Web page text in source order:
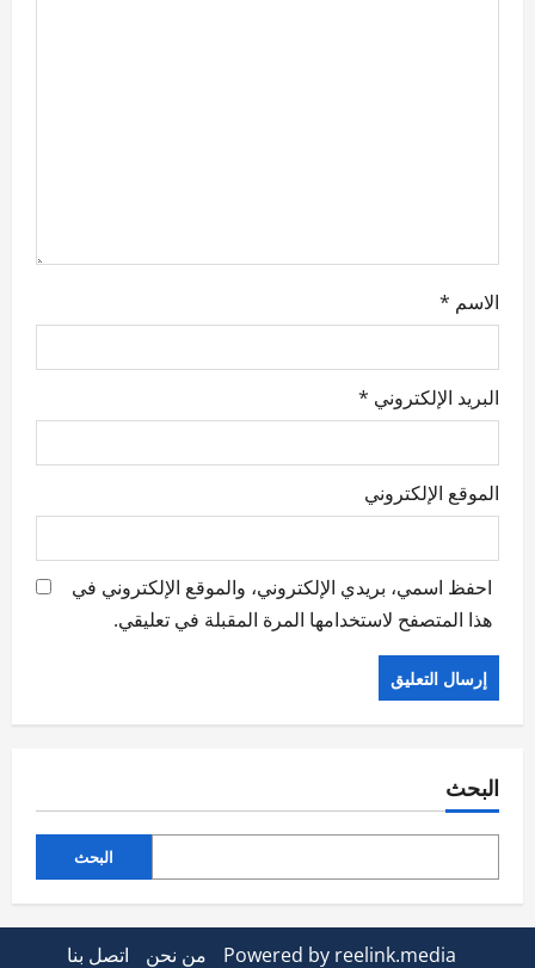
الاسم *
البريد الإلكتروني *
الموقع الإلكتروني
احفظ اسمي، بريدي الإلكتروني، والموقع الإلكتروني في
هذا المتصفح لاستخدامها المرة المقبلة في تعليقي.
البحث
البحث
Powered by reelink.media من نحن اتصل بنا